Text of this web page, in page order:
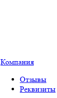
Компания
Отзывы
Реквизиты